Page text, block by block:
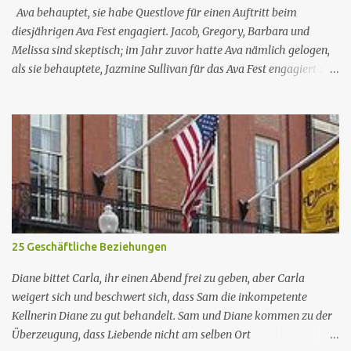
Lehrern sowie eine etwas unbeholfene Schulleiterin versuchen
trotz aller herrschenden Widerstä...
Ava behauptet, sie habe Questlove für einen Auftritt beim
diesjährigen Ava Fest engagiert. Jacob, Gregory, Barbara und
Melissa sind skeptisch; im Jahr zuvor hatte Ava nämlich gelogen,
als sie behauptete, Jazmine Sullivan für das Ava Fest engagiert zu
jeden Aspekt des Unterrichts an der Abbott-Schule vermisst. Nr.
(ges.) 45 Deutscher Titel 2 Ava 2 Fest Serie Abbott Elementary
Staffel Staffel 3 Nr. (St.) 10 Original­titel 2 Ava 2 Fast Regie Ken
Whittingham Drehbuch Joya McCroy Erstaus­strahlung (USA) 17.
Apr. 2024 Deutsch­sprachige Erst­veröffent­lichung (D/A/CH) 14.
Aug. 2024 Abbott Elementary ist eine US-amerikanische Sitcom
im Mockumentary-Stil, die von Quinta Brunson erdacht wurde 🏫
Eine Gruppe von sehr engagierten Lehrern sowie eine etwas
unbeholfene Schulleiterin versuchen trotz aller herrschenden
Widerstände, an...
25 Geschäftliche Beziehungen
Diane bittet Carla, ihr einen Abend frei zu geben, aber Carla
weigert sich und beschwert sich, dass Sam die inkompetente
Kellnerin Diane zu gut behandelt. Sam und Diane kommen zu der
Überzeugung, dass Liebende nicht am selben Ort